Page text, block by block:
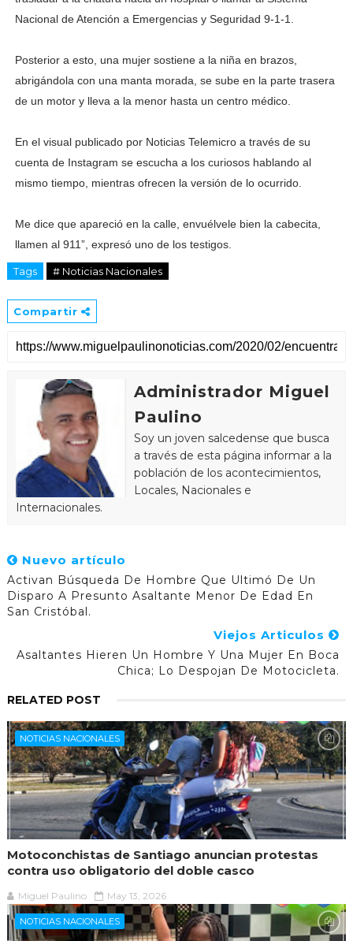
Nacional de Atención a Emergencias y Seguridad 9-1-1.
Posterior a esto, una mujer sostiene a la niña en brazos,
abrigándola con una manta morada, se sube en la parte trasera
de un motor y lleva a la menor hasta un centro médico.
En el visual publicado por Noticias Telemicro a través de su
cuenta de Instagram se escucha a los curiosos hablando al
mismo tiempo, mientras ofrecen la versión de lo ocurrido.
Me dice que apareció en la calle, envuélvele bien la cabecita,
llamen al 911”, expresó uno de los testigos.
Tags # Noticias Nacionales
Compartir
Administrador Miguel
Paulino
Soy un joven salcedense que busca
a través de esta página informar a la
población de los acontecimientos,
Locales, Nacionales e
Internacionales.
Nuevo artículo
Activan Búsqueda De Hombre Que Ultimó De Un
Disparo A Presunto Asaltante Menor De Edad En
San Cristóbal.
Viejos Articulos
Asaltantes Hieren Un Hombre Y Una Mujer En Boca
Chica; Lo Despojan De Motocicleta.
RELATED POST
NOTICIAS NACIONALES
Motoconchistas de Santiago anuncian protestas
contra uso obligatorio del doble casco
Miguel Paulino May 13, 2026
NOTICIAS NACIONALES